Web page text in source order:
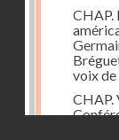
CHAP.
voix
CHAP.